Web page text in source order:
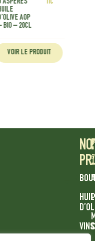
AOP
BIO – 20CL
TTC
VOIR LE PRODUIT
VINS